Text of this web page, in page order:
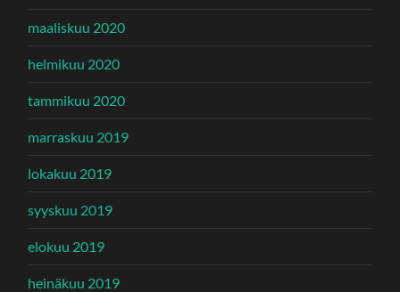
maaliskuu 2020
helmikuu 2020
tammikuu 2020
marraskuu 2019
lokakuu 2019
syyskuu 2019
elokuu 2019
heinäkuu 2019